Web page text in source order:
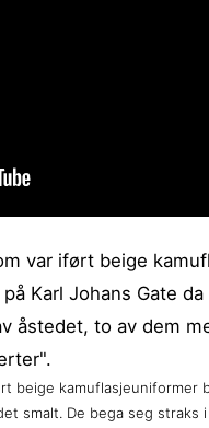
beige kamuflasjeuniformer
smalt. De bega seg straks